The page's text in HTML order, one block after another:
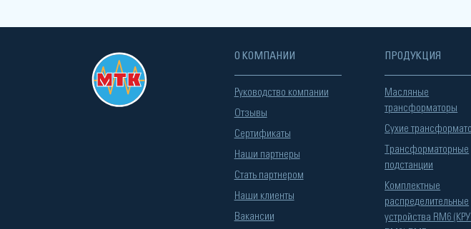
О КОМПАНИИ
Руководство компании
Отзывы
Сертификаты
Наши партнеры
Стать партнером
Наши клиенты
Вакансии
ПРОДУКЦИЯ
Масляные
трансформаторы
Сухие
Трансформаторные
подстанции
Комплектные
распределительные
устройства RM6